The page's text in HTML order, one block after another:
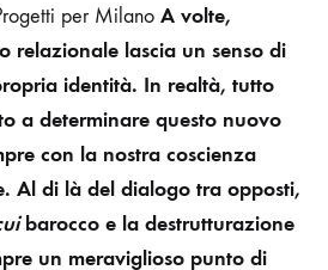
per Milano A volte,
relazionale lascia un senso di
identità. In realtà, tutto
a determinare questo nuovo
con la nostra coscienza
Al di là del dialogo tra opposti,
barocco e la destrutturazione
un meraviglioso punto di